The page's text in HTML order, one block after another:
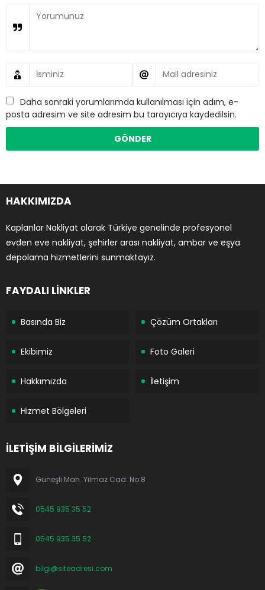
Daha sonraki yorumlarımda kullanılması için adım, e-
posta adresim ve site adresim bu tarayıcıya kaydedilsin.
HAKKIMIZDA
Kaplanlar Nakliyat olarak Türkiye genelinde profesyonel
evden eve nakliyat, şehirler arası nakliyat, ambar ve eşya
depolama hizmetlerini sunmaktayız.
FAYDALI LİNKLER
Basında Biz Çözüm Ortakları
Ekibimiz Foto Galeri
Hakkımızda İletişim
Hizmet Bölgeleri
İLETİŞİM BİLGİLERİMİZ
Güneşli Mah. Yılmaz Cad. No:8
0545 935 35 52
0545 935 35 52
bilgi@siteadresi.com